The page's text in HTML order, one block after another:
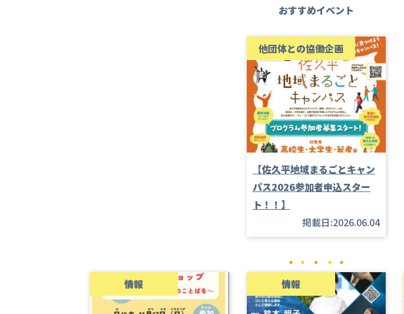
おすすめイベント
他団体との協働企画
【佐久平地域まるごとキャン
パス2026参加者申込スター
ト！！】
掲載日:2026.06.04
情報 情報